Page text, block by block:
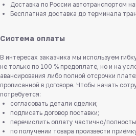
Доставка по России автотранспортом
Бесплатная доставка до терминала
Система оплаты
В интересах заказчика мы используем
не только по 100 % предоплате, но и на
авансирования либо полной отсрочки
прописанной в договоре. Чтобы начать
потребуется:
согласовать детали сделки;
подписать договор поставки;
перечислить оплату частично/
по получении товара произвести